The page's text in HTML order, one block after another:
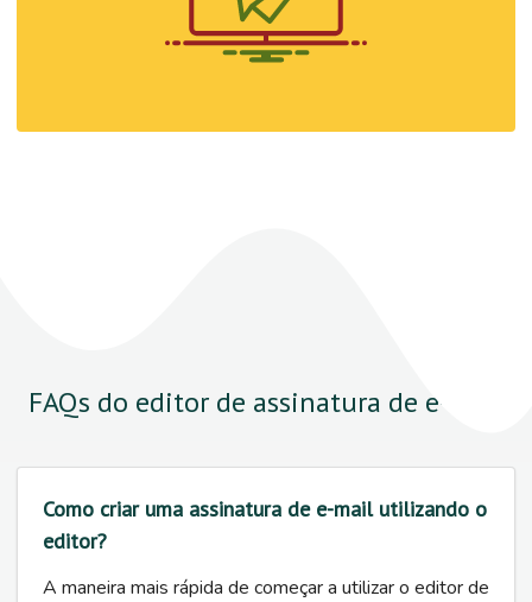
FAQs do editor de assinatura de e-mail
Como criar uma assinatura de e-mail utilizando o
editor?
A maneira mais rápida de começar a utilizar o editor de